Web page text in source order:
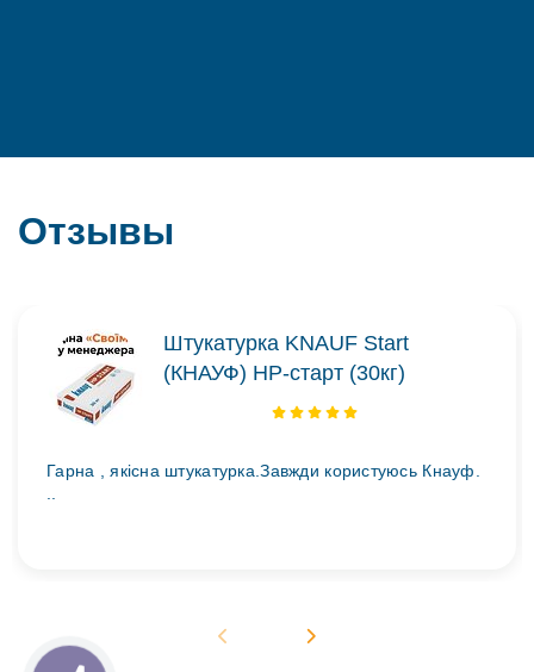
Отзывы
Штукатурка KNAUF Start
(КНАУФ) НР-старт (30кг)
Гарна , якісна штукатурка.Завжди користуюсь Кнауф.
..